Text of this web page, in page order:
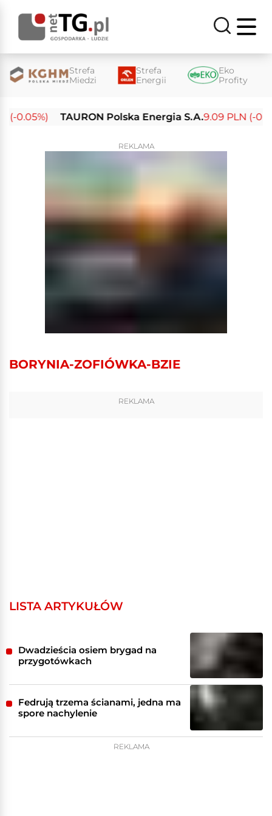
Strefa
Miedzi
Strefa
Energii
Eko
Profity
0.05%) TAURON Polska Energia S.A.9.09 PLN (-
REKLAMA
BORYNIA-ZOFIÓWKA-BZIE
REKLAMA
LISTA ARTYKUŁÓW
Dwadzieścia osiem brygad na
przygotówkach
Fedrują trzema ścianami, jedna ma
spore nachylenie
REKLAMA